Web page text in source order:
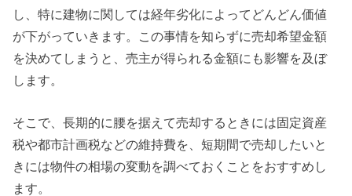
し、特に建物に関しては経年劣化によってどんどん価値
が下がっていきます。この事情を知らずに売却希望金額
を決めてしまうと、売主が得られる金額にも影響を及ぼ
します。
そこで、長期的に腰を据えて売却するときには固定資産
税や都市計画税などの維持費を、短期間で売却したいと
きには物件の相場の変動を調べておくことをおすすめし
ます。